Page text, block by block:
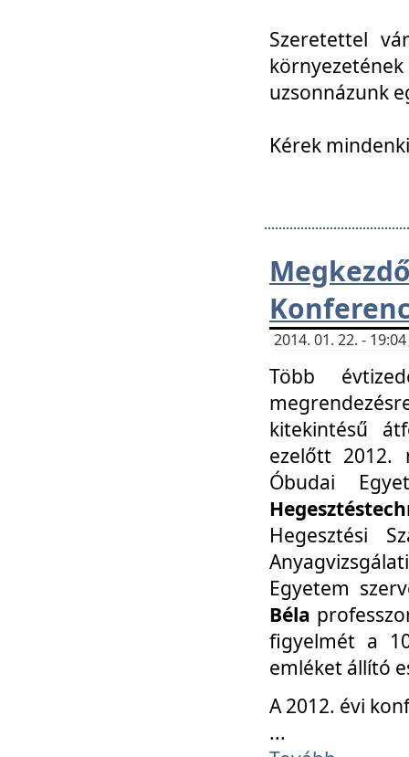
Szeretettel
uzsonnázunk
Kérek
2014. 01. 22. -
Több
kitekintésű
ezelőtt 2012.
Óbudai
Hegesztési
Egyetem
Béla
figyelmét a
emléket állító
A 2012. évi
...